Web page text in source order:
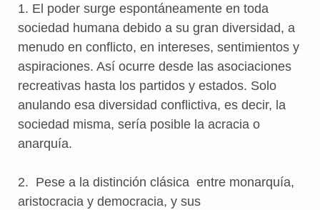
1. El poder surge espontáneamente en toda
sociedad humana debido a su gran diversidad, a
menudo en conflicto, en intereses, sentimientos y
aspiraciones. Así ocurre desde las asociaciones
recreativas hasta los partidos y estados. Solo
anulando esa diversidad conflictiva, es decir, la
sociedad misma, sería posible la acracia o
anarquía.
2. Pese a la distinción clásica entre monarquía,
aristocracia y democracia, y sus